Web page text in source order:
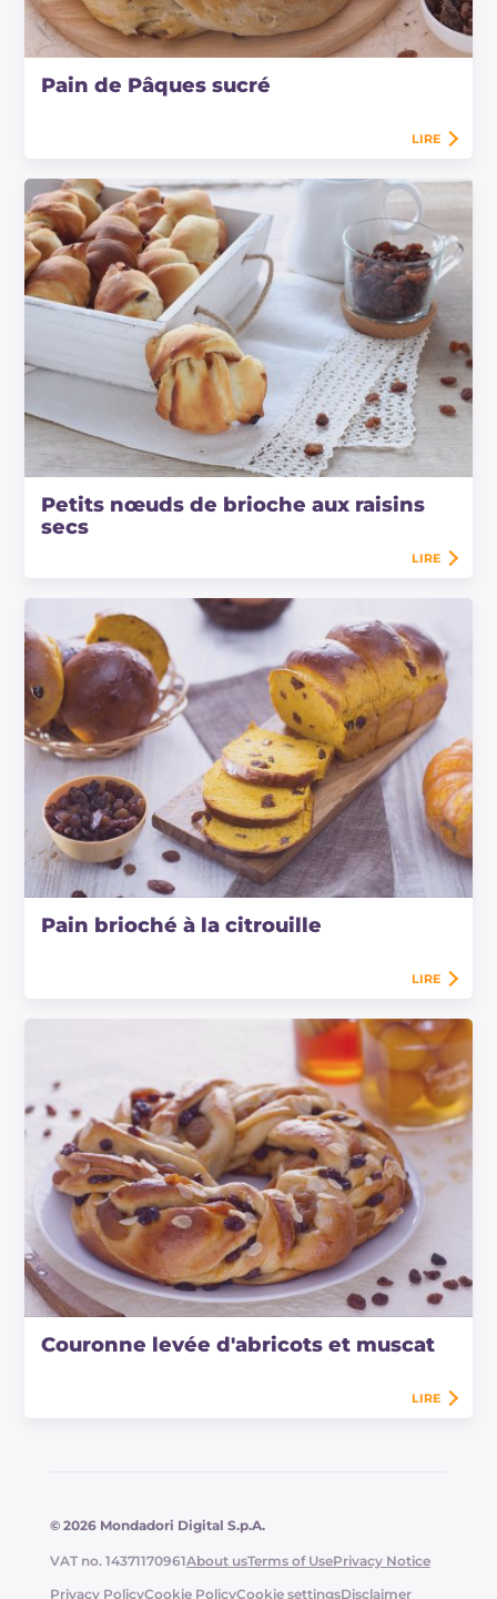
Pain de Pâques sucré
LIRE
Petits nœuds de brioche aux raisins
secs
LIRE
Pain brioché à la citrouille
LIRE
Couronne levée d'abricots et muscat
LIRE
© 2026 Mondadori Digital S.p.A.
VAT no. 14371170961About usTerms of UsePrivacy Notice
Privacy PolicyCookie PolicyCookie settingsDisclaimer